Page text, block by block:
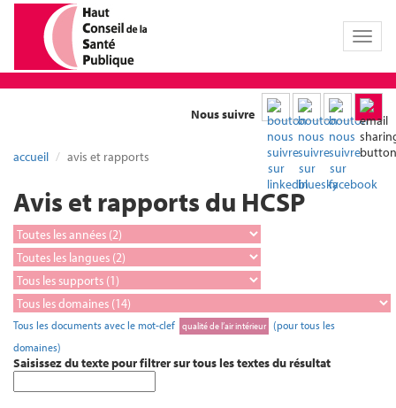
Toggle
Nous suivre
accueil avis et rapports
Avis et rapports du HCSP
Tous les documents avec le mot-clef qualité de l’air intérieur (pour tous les
domaines)
Saisissez du texte pour filtrer sur tous les textes du résultat